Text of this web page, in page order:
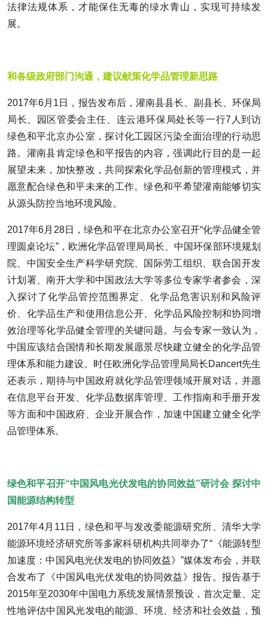
法律法规体系，才能保住无毒的绿水青山，实现可持续发
展。
和各级政府部门沟通，建议献策化学品管理新思路
2017年6月1日，报告发布后，灌南县县长、副县长、环保局
局长、园区管委会主任、连云港环保局处长等一行7人到访
绿色和平北京办公室，探讨化工园区污染全面治理的行动思
路。灌南县肯定绿色和平报告的内容，强调此行目的是一起
展望未来，加快整改，共同探索化学品创新的管理模式，并
愿意配合绿色和平未来的工作。绿色和平希望灌南能够切实
从源头防控当地环境风险。
2017年6月28日，绿色和平在北京办公室召开“化学品健全管
理圆桌论坛”，欧洲化学品管理局局长、中国环保部环境规划
院、中国安全生产科学研究院、国际劳工组织、联合国开发
计划署、南开大学和中国政法大学等多位专家学者参会，深
入探讨了化学品管控范围界定、化学品危害识别和风险评
价、化学品生产和使用信息公开、化学品风险控制和协同增
效治理等化学品健全管理的关键问题。与会专家一致认为，
中国应该结合国情和长期发展愿景尽快建立健全的化学品管
理体系和能力建设。时任欧洲化学品管理局局长Dancert先生
还表示，期待与中国政府就化学品管理领域开展对话，并愿
在信息平台开发、化学品数据库管理、工作指南和手册开发
等方面和中国政府、企业开展合作，加速中国建立健全化学
品管理体系。
绿色和平召开“中国风电光伏发电的协同效益”研讨会 探讨中
国能源结构转型
2017年4月11日，绿色和平与发改委能源研究所、清华大学
能源环境经济研究所等多家科研机构共同举办了“《能源转型
加速度：中国风电光伏发电的协同效益》”媒体发布会，并联
合发布了《中国风电光伏发电的协同效益》报告。报告基于
2015年至2030年中国电力系统发展情景预设，首次定量、定
性地评估中国风光发电的能源、环境、经济和社会效益，预